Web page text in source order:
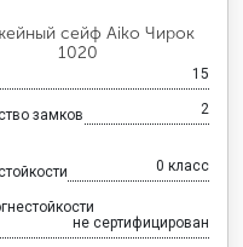
сейф Aiko Чирок
1020
15
замков 2
0 класс
не сертифицирован